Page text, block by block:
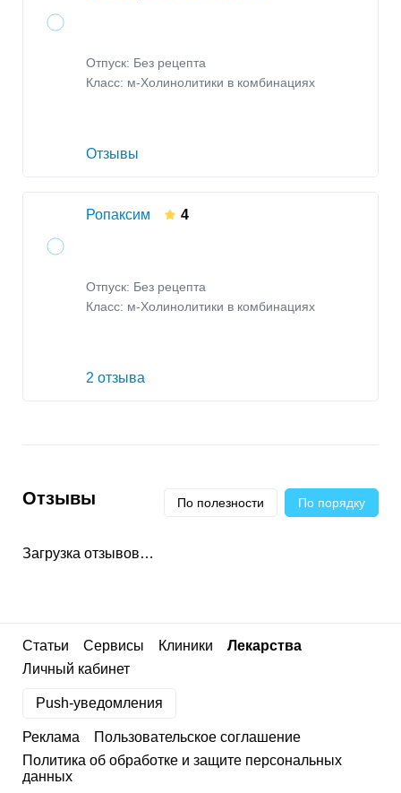
Отпуск: Без рецепта
Класс: м-Холинолитики в комбинациях
Отзывы
Ропаксим 4
Отпуск: Без рецепта
Класс: м-Холинолитики в комбинациях
2 отзыва
Отзывы По полезности По порядку
Загрузка отзывов…
Статьи Сервисы Клиники
Лекарства
Личный кабинет
Push-уведомления
Реклама
Пользовательское соглашение
Политика об обработке и защите персональных
данных